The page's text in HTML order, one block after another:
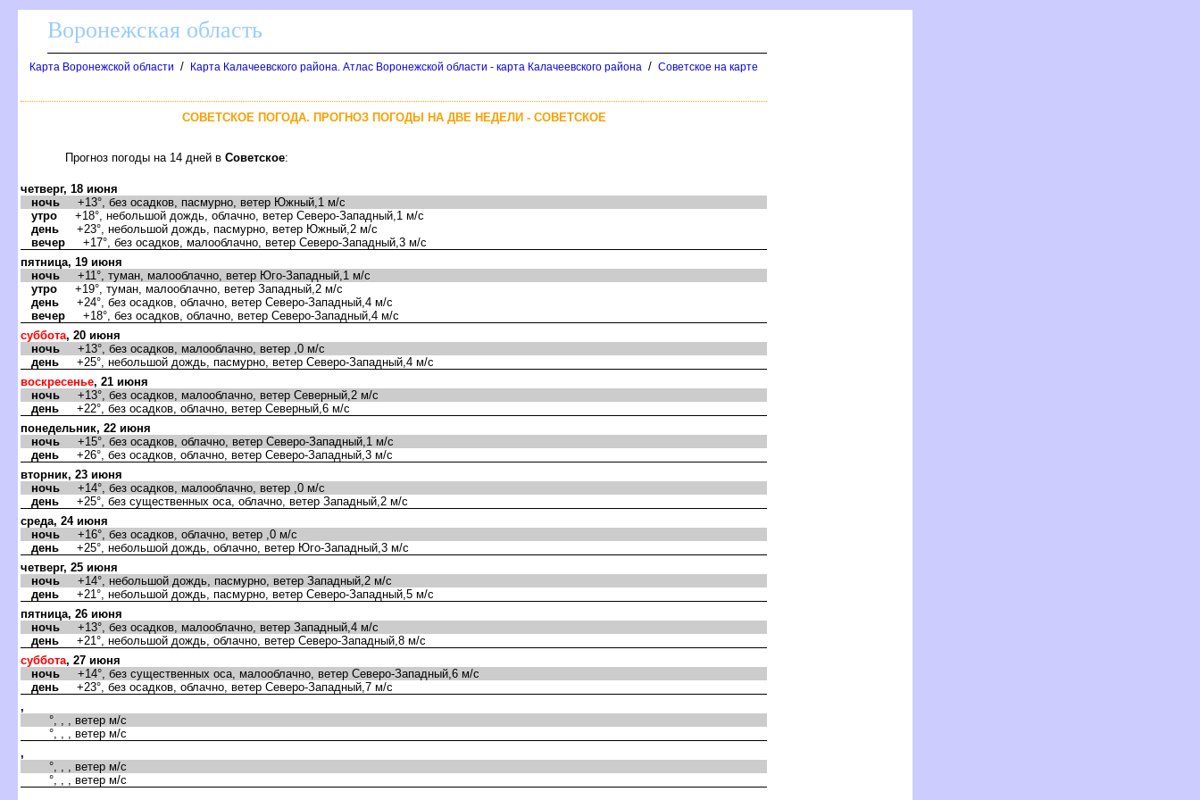
оронежская область
Карта Воронежской области / Карта Калачеевского района. Атлас Воронежской области - карта Калачеевского района / Советское на карте
СОВЕТСКОЕ ПОГОДА. ПРОГНОЗ ПОГОДЫ НА ДВЕ НЕДЕЛИ - СОВЕТСКОЕ
Прогноз погоды на 14 дней Советское:
четверг, 18 июня
ночь +13°, без осадков, пасмурно, ветер Южный,1 м/с
утро +18°, небольшой дождь, облачно, ветер Северо-Западный,1 м/с
день +23°, небольшой дождь, пасмурно, ветер Южный,2 м/с
ечер +17°, без осадков, малооблачно, ветер Северо-Западный,3 м/с
пятница, 19 июня
ночь +11°, туман, малооблачно, ветер Юго-Западный,1 м/с
утро +19°, туман, малооблачно, ветер Западный,2 м/с
день +24°, без осадков, облачно, ветер Северо-Западный,4 м/с
ечер +18°, без осадков, облачно, ветер Северо-Западный,4 м/с
суббота, 20 июня
ночь +13°, без осадков, малооблачно, ветер ,0 м/с
день +25°, небольшой дождь, пасмурно, ветер Северо-Западный,4 м/с
оскресенье, 21 июня
ночь +13°, без осадков, малооблачно, ветер Северный,2 м/с
день +22°, без осадков, облачно, ветер Северный,6 м/с
понедельник, 22 июня
ночь +15°, без осадков, облачно, ветер Северо-Западный,1 м/с
день +26°, без осадков, облачно, ветер Северо-Западный,3 м/с
торник, 23 июня
ночь +14°, без осадков, малооблачно, ветер ,0 м/с
день +25°, без существенных оса, облачно, ветер Западный,2 м/с
среда, 24 июня
ночь +16°, без осадков, облачно, ветер ,0 м/с
день +25°, небольшой дождь, облачно, ветер Юго-Западный,3 м/с
четверг, 25 июня
ночь +14°, небольшой дождь, пасмурно, ветер Западный,2 м/с
день +21°, небольшой дождь, пасмурно, ветер Северо-Западный,5 м/с
пятница, 26 июня
ночь +13°, без осадков, малооблачно, ветер Западный,4 м/с
день +21°, небольшой дождь, облачно, ветер Северо-Западный,8 м/с
суббота, 27 июня
ночь +14°, без существенных оса, малооблачно, ветер Северо-Западный,6 м/с
день +23°, без осадков, облачно, ветер Северо-Западный,7 м/с
,
°, , , ветер м/с
°, , , ветер м/с
,
°, , , ветер м/с
°, , , ветер м/с